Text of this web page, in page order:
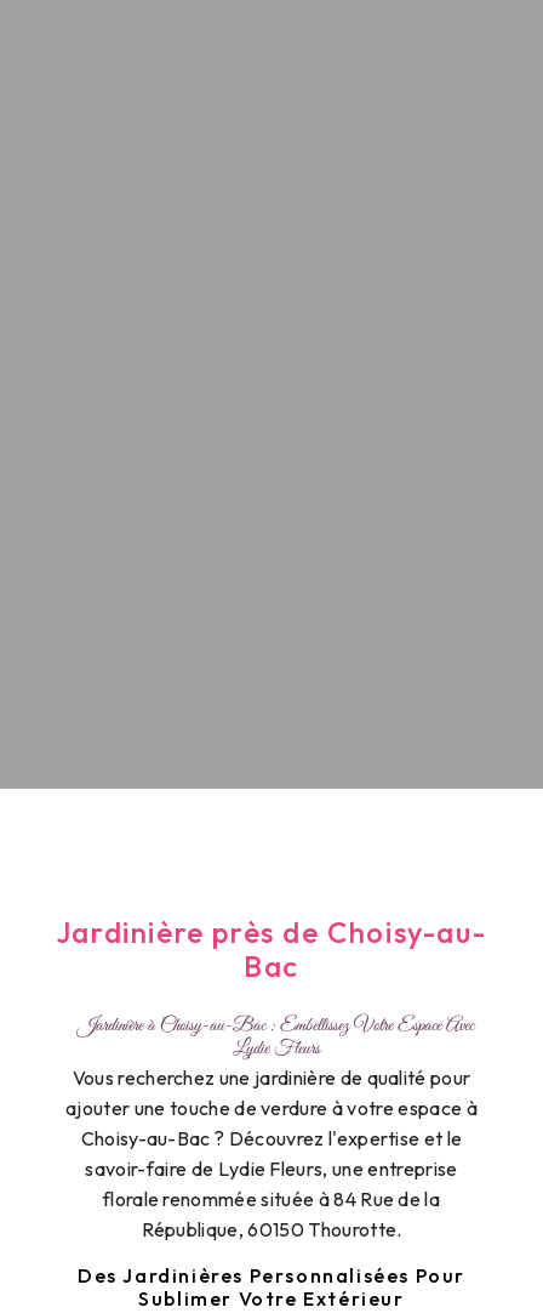
Jardinière près de Choisy-au-
Bac
Jardinière à Choisy-au-Bac : Embellissez Votre Espace Avec
Lydie Fleurs
Vous recherchez une jardinière de qualité pour
ajouter une touche de verdure à votre espace à
Choisy-au-Bac ? Découvrez l'expertise et le
savoir-faire de Lydie Fleurs, une entreprise
florale renommée située à 84 Rue de la
République, 60150 Thourotte.
Des Jardinières Personnalisées Pour
Sublimer Votre Extérieur